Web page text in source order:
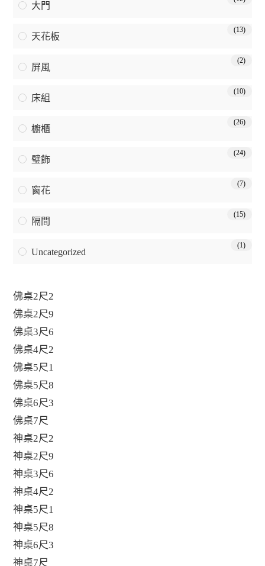
大門
天花板
(13)
屏風
(2)
床組
(10)
櫥櫃
(26)
璧飾
(24)
窗花
(7)
隔間
(15)
Uncategorized
(1)
佛桌2尺2
佛桌2尺9
佛桌3尺6
佛桌4尺2
佛桌5尺1
佛桌5尺8
佛桌6尺3
佛桌7尺
神桌2尺2
神桌2尺9
神桌3尺6
神桌4尺2
神桌5尺1
神桌5尺8
神桌6尺3
神桌7尺